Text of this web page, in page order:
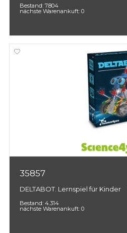
Bestand: 7.804
nächste Warenankuft: 0
35857
DELTABOT. Lernspiel für Kinder
Bestand: 4.314
nächste Warenankuft: 0